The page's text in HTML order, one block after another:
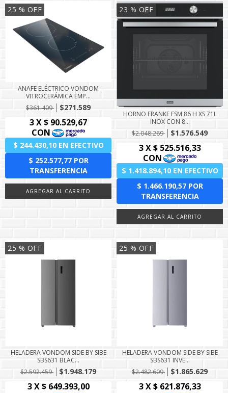
25 % OFF
ANAFE ELÉCTRICO VONDOM
VITROCERÁMICA EMP...
$361.409
$271.589
23 % OFF
HORNO FRANKE FSM 86 H XS 71L
INOX CON 8...
$2.048.269
$1.576.549
25 % OFF
HELADERA VONDOM SIDE BY SIBE
SBS631 BLAC...
$2.592.459
$1.948.179
25 % OFF
HELADERA VONDOM SIDE BY SIBE
SBS631 INVE...
$2.482.609
$1.865.629